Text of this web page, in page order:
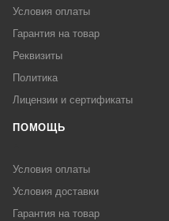
Условия оплаты
Гарантия на товар
Реквизиты
Политика
Лицензии и сертификаты
ПОМОЩЬ
Условия оплаты
Условия доставки
Гарантия на товар